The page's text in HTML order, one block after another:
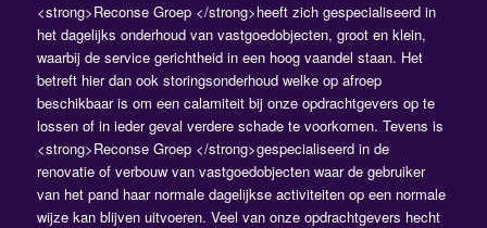
<strong>Reconse Groep </strong>heeft zich gespecialiseerd in
het dagelijks onderhoud van vastgoedobjecten, groot en klein,
waarbij de service gerichtheid in een hoog vaandel staan. Het
betreft hier dan ook storingsonderhoud welke op afroep
beschikbaar is om een calamiteit bij onze opdrachtgevers op te
lossen of in ieder geval verdere schade te voorkomen. Tevens is
<strong>Reconse Groep </strong>gespecialiseerd in de
renovatie of verbouw van vastgoedobjecten waar de gebruiker
van het pand haar normale dagelijkse activiteiten op een normale
wijze kan blijven uitvoeren. Veel van onze opdrachtgevers hecht